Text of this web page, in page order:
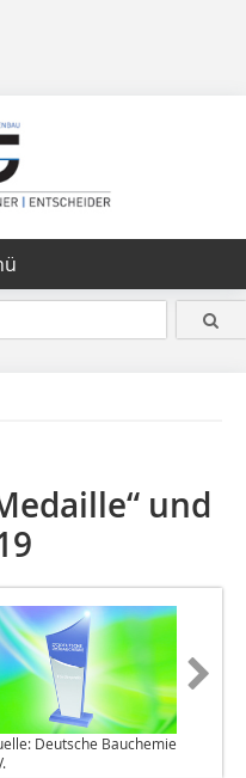
und
Deutsche Bauchemie